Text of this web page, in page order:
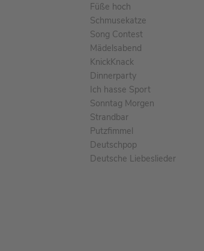
Füße hoch
Schmusekatze
Song Contest
Mädelsabend
KnickKnack
Dinnerparty
Ich hasse Sport
Sonntag Morgen
Strandbar
Putzfimmel
Deutschpop
Deutsche Liebeslieder